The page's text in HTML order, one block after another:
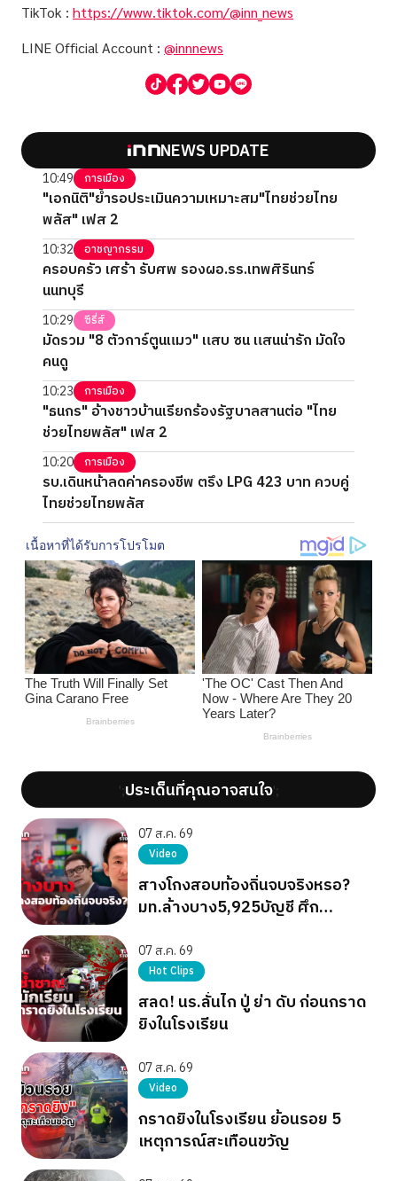
TikTok : https://www.tiktok.com/@inn_news
LINE Official Account : @innnews
NEWS UPDATE
10:49 การเมือง
"เอกนิติ"ย้ำรอประเมินความเหมาะสม"ไทยช่วยไทย
พลัส" เฟส 2
10:32 อาชญากรรม
ครอบครัว เศร้า รับศพ รองผอ.รร.เทพศิรินทร์
นนทบุรี
10:29 ซีรี่ส์
มัดรวม "8 ตัวการ์ตูนแมว" แสบ ซน แสนน่ารัก มัดใจ
คนดู
10:23 การเมือง
"ธนกร" อ้างชาวบ้านเรียกร้องรัฐบาลสานต่อ "ไทย
ช่วยไทยพลัส" เฟส 2
10:20 การเมือง
รบ.เดินหน้าลดค่าครองชีพ ตรึง LPG 423 บาท ควบคู่
ไทยช่วยไทยพลัส
';ประเด็นที่คุณอาจสนใจ';
07 ส.ค. 69
Video
สางโกงสอบท้องถิ่นจบจริงหรอ?
มท.ล้างบาง5,925บัญชี ศึก
07 ส.ค. 69
Hot Clips
สลด! นร.ลั่นไก ปู่ ย่า ดับ ก่อนกราด
ยิงในโรงเรียน
07 ส.ค. 69
Video
กราดยิงในโรงเรียน ย้อนรอย 5
เหตุการณ์สะเทือนขวัญ